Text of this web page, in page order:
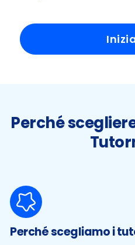
Perché
Perché scegliamo i